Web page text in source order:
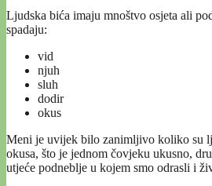
Ljudska bića imaju mnoštvo osjeta ali
spadaju:
vid
njuh
sluh
dodir
okus
Meni je uvijek bilo zanimljivo koliko su
okusa, što je jednom čovjeku ukusno,
utjeće podneblje u kojem smo odrasli i